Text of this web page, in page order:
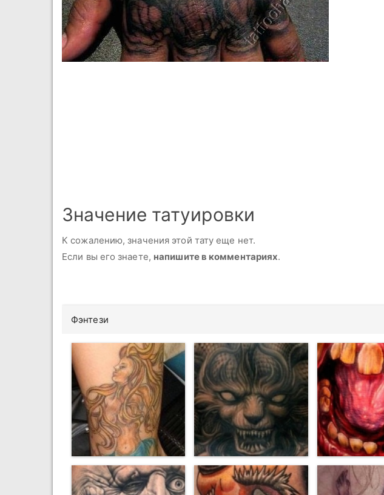
Значение татуировки
К сожалению, значения этой тату еще нет.
Если вы его знаете, напишите в комментариях.
Фэнтези